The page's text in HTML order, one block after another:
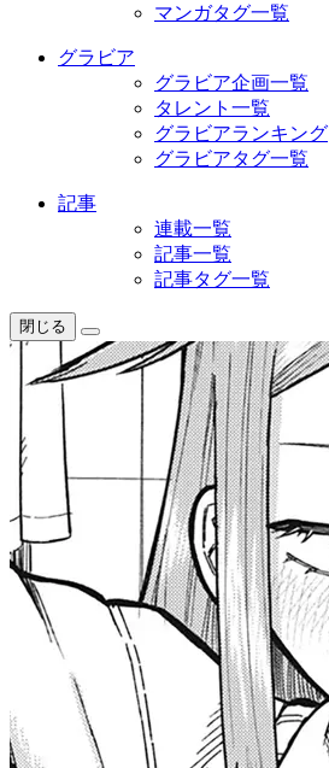
マンガタグ一覧
グラビア
グラビア企画一覧
タレント一覧
グラビアランキング
グラビアタグ一覧
記事
連載一覧
記事一覧
記事タグ一覧
閉じる